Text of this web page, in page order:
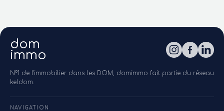
dom
immo
N°1 de l'immobilier dans les DOM, domimmo fait partie du réseau
keldom.
NAVIGATION